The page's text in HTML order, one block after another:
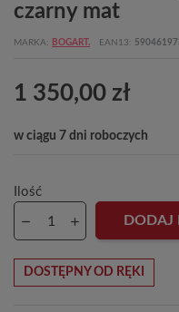
czarny mat
MARKA BOGART. EAN13
1 350,00 zł
w ciągu 7 dni roboczych
Ilość
DODAJ
DOSTĘPNY OD RĘKI